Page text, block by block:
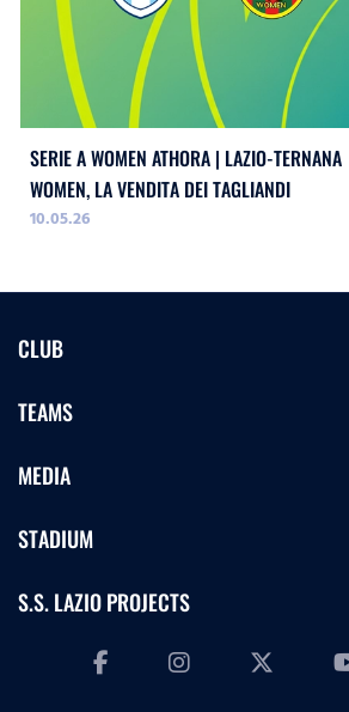
SERIE A WOMEN ATHORA | LAZIO-TERNANA
WOMEN, LA VENDITA DEI TAGLIANDI
10.05.26
CLUB
TEAMS
MEDIA
STADIUM
S.S. LAZIO PROJECTS